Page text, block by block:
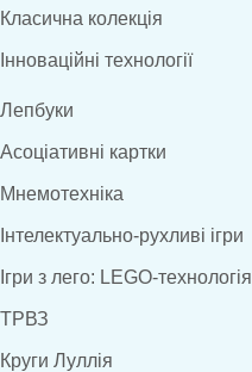
Класична колекція
Інноваційні технології
Лепбуки
Асоціативні картки
Мнемотехніка
Інтелектуально-рухливі ігри
Ігри з лего: LEGO-технологія
ТРВЗ
Круги Луллія